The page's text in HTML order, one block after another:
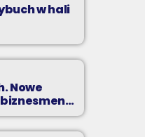
w hali
Nowe